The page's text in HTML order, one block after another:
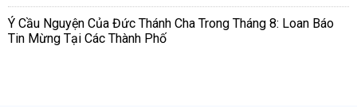
Ý Cầu Nguyện Của Đức Thánh Cha Trong Tháng 8: Loan Báo
Tin Mừng Tại Các Thành Phố